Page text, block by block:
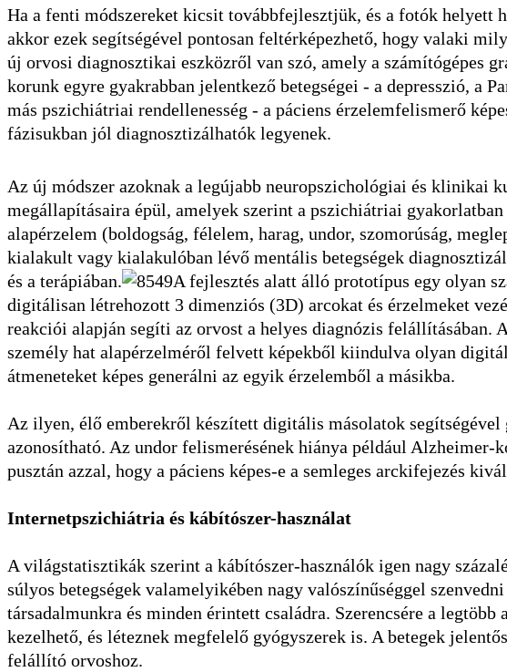
Ha a fenti módszereket kicsit továbbfejlesztjük, és a fotók helyett
akkor ezek segítségével pontosan feltérképezhető, hogy valaki
új orvosi diagnosztikai eszközről van szó, amely a számítógépes
korunk egyre gyakrabban jelentkező betegségei - a depresszió, a
más pszichiátriai rendellenesség - a páciens érzelemfelismerő
fázisukban jól diagnosztizálhatók legyenek.
Az új módszer azoknak a legújabb neuropszichológiai és klinikai
megállapításaira épül, amelyek szerint a pszichiátriai
alapérzelem (boldogság, félelem, harag, undor, szomorúság,
kialakult vagy kialakulóban lévő mentális betegségek
és a terápiában.
A fejlesztés alatt álló prototípus egy olyan
digitálisan létrehozott 3 dimenziós (3D) arcokat és érzelmeket
reakciói alapján segíti az orvost a helyes diagnózis felállításában.
személy hat alapérzelméről felvett képekből kiindulva olyan
átmeneteket képes generálni az egyik érzelemből a másikba.
Az ilyen, élő emberekről készített digitális másolatok segítségével
azonosítható. Az undor felismerésének hiánya például Alzheimer-
pusztán azzal, hogy a páciens képes-e a semleges arckifejezés
Internetpszichiátria és kábítószer-használat
A világstatisztikák szerint a kábítószer-használók igen nagy
súlyos betegségek valamelyikében nagy valószínűséggel
társadalmunkra és minden érintett családra. Szerencsére a
kezelhető, és léteznek megfelelő gyógyszerek is. A betegek
felállító orvoshoz.